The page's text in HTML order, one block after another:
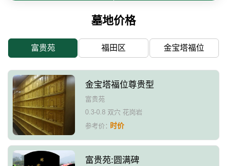
墓地价格
富贵苑 福田区 金宝塔福位
金宝塔福位尊贵型
富贵苑
0.3-0.8 双穴 花岗岩
参考价：时价
富贵苑:圆满碑